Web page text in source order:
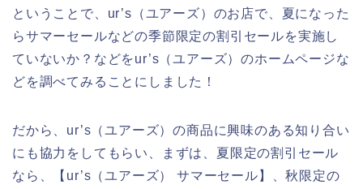
ということで、ur’s（ユアーズ）のお店で、夏になった
らサマーセールなどの季節限定の割引セールを実施し
ていないか？などをur’s（ユアーズ）のホームページな
どを調べてみることにしました！
だから、ur’s（ユアーズ）の商品に興味のある知り合い
にも協力をしてもらい、まずは、夏限定の割引セール
なら、【ur’s（ユアーズ） サマーセール】、秋限定の